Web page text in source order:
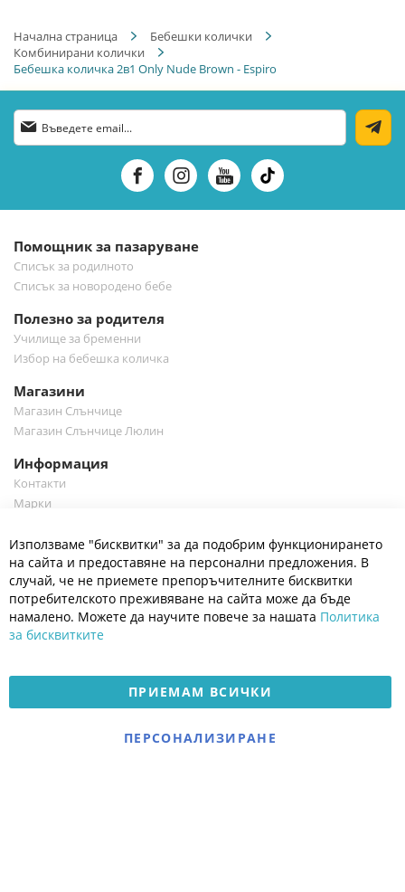
Начална страница
Бебешки колички
Комбинирани колички
Бебешка количка 2в1 Only Nude Brown - Espiro
Абонирай
се
бюлетин:
Помощник за пазаруване
Списък за родилното
Списък за новородено бебе
Полезно за родителя
Училище за бременни
Избор на бебешка количка
Магазини
Магазин Слънчице
Магазин Слънчице Люлин
Информация
Контакти
Марки
Полезно
Общи условия
Политика за поверителност
Платформа за OPC
Доставка и плащане
Електронен магазин
разработен и поддържан
Използваме "бисквитки" за да подобрим функционирането
на сайта и предоставяне на персонални предложения. В
случай, че не приемете препоръчителните бисквитки
потребителското преживяване на сайта може да бъде
намалено. Можете да научите повече за нашата Политика
за бисквитките
ПРИЕМАМ ВСИЧКИ
ПЕРСОНАЛИЗИРАНЕ